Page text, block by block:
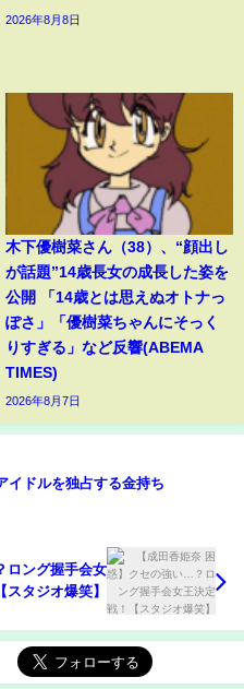
2026年8月8日
木下優樹菜さん（38）、“顔出し
が話題”14歳長女の成長した姿を
公開 「14歳とは思えぬオトナっ
ぽさ」「優樹菜ちゃんにそっく
りすぎる」など反響(ABEMA
TIMES)
2026年8月7日
イドルを独占する金持ち
ロング握手会女
スタジオ爆笑】